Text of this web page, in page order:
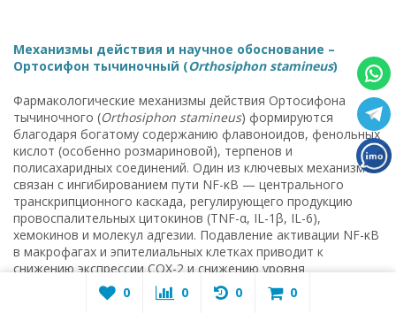
Механизмы действия и научное обоснование –
Ортосифон тычиночный (Orthosiphon stamineus)
Фармакологические механизмы действия Ортосифона
тычиночного (Orthosiphon stamineus) формируются
благодаря богатому содержанию флавоноидов, фенольных
кислот (особенно розмариновой), терпенов и
полисахаридных соединений. Один из ключевых механизмов
связан с ингибированием пути NF-κB — центрального
транскрипционного каскада, регулирующего продукцию
провоспалительных цитокинов (TNF-α, IL-1β, IL-6),
хемокинов и молекул адгезии. Подавление активации NF-κB
в макрофагах и эпителиальных клетках приводит к
снижению экспрессии COX-2 и снижению уровня
простагландинов, что обуславливает выраженные
противовоспалительные свойства растения.
0 0 0 0